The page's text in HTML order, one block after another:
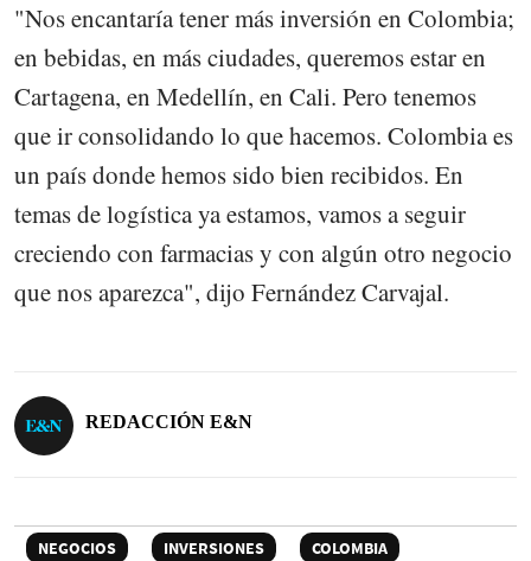
"Nos encantaría tener más inversión en Colombia;
en bebidas, en más ciudades, queremos estar en
Cartagena, en Medellín, en Cali. Pero tenemos
que ir consolidando lo que hacemos. Colombia es
un país donde hemos sido bien recibidos. En
temas de logística ya estamos, vamos a seguir
creciendo con farmacias y con algún otro negocio
que nos aparezca", dijo Fernández Carvajal.
REDACCIÓN E&N
NEGOCIOS INVERSIONES COLOMBIA